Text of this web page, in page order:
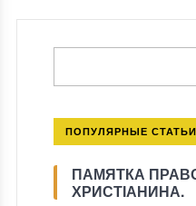
ПОПУЛЯРНЫЕ СТАТЬИ
ПАМЯТКА
ХРИСТІАНИНА.